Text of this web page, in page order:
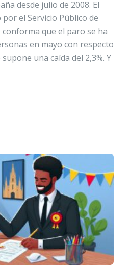
desde julio de 2008. El
el Servicio Público de
conforma que el paro se ha
en mayo con respecto
una caída del 2,3%. Y